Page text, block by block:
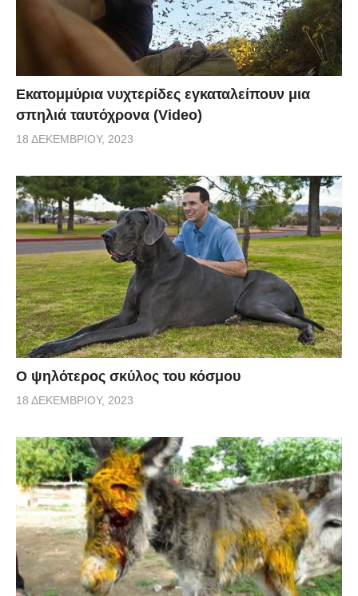
Εκατομμύρια νυχτερίδες εγκαταλείπουν μια
σπηλιά ταυτόχρονα (Video)
18 ΔΕΚΕΜΒΡΊΟΥ, 2023
Ο ψηλότερος σκύλος του κόσμου
18 ΔΕΚΕΜΒΡΊΟΥ, 2023